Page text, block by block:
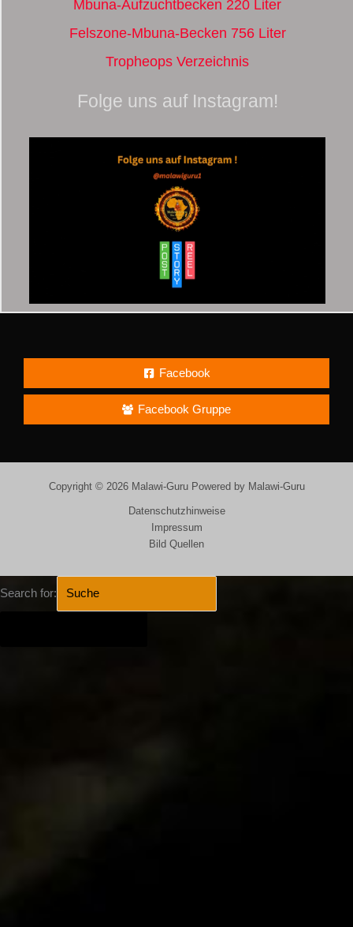
Mbuna-Aufzuchtbecken 220 Liter
Felszone-Mbuna-Becken 756 Liter
Tropheops Verzeichnis
Folge uns auf Instagram!
Facebook
Facebook Gruppe
Copyright © 2026 Malawi-Guru Powered by Malawi-Guru
Datenschutzhinweise
Impressum
Bild Quellen
Search for: